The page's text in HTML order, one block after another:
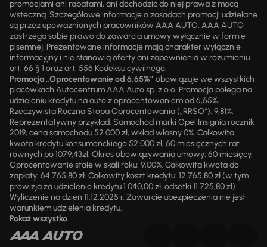
promocjami ani rabatami, ani dochodzić do niej prawa z mocą
wsteczną. Szczegółowe informacje o zasadach promocji udzielane
są przez upoważnionych pracowników AAA AUTO. AAA AUTO
zastrzega sobie prawo do zawarcia umowy wyłącznie w formie
pisemnej. Prezentowane informacje mają charakter wyłącznie
informacyjny i nie stanowią oferty ani zapewnienia w rozumieniu
art. 66 § 1 oraz art. 556 Kodeksu cywilnego.
Promocja „Oprocentowanie od 6,65%” obowiązuje we wszystkich
placówkach Autocentrum AAA Auto sp. z o.o. Promocja polega na
udzieleniu kredytu na auto z oprocentowaniem od 6,65%.
Rzeczywista Roczna Stopa Oprocentowania („RRSO“): 9,81%.
Reprezentatywny przykład: Samochód marki Opel Insignia rocznik
2019, cena samochodu 52 000 zł, wkład własny 0%. Całkowita
kwota kredytu konsumenckiego 52 000 zł, 60 miesięcznych rat
równych po 1079,43zł. Okres obowiązywania umowy: 60 miesięcy.
Oprocentowanie stałe w skali roku: 9,00%. Całkowita kwota do
zapłaty: 64 765,80 zł. Całkowity koszt kredytu: 12 765,80 zł (w tym
prowizja za udzielenie kredytu 1 040,00 zł, odsetki 11 725,80 zł).
Wyliczenie na dzień 11.12.2025 r. Zawarcie ubezpieczenia nie jest
warunkiem udzielenia kredytu.
Pokaż wszystko